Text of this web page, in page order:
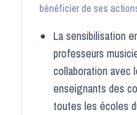
bénéficier de ses
La sensibilisation
professeurs
collaboration avec
enseignants des
toutes les écoles